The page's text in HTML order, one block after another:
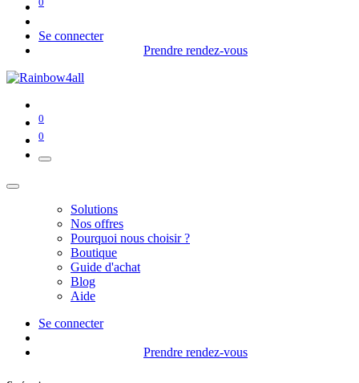
Se connecter
Prendre rendez-vous
0
0
Solutions
Nos offres
Pourquoi nous choisir ?
Boutique
Guide d'achat
Blog
Aide
Se connecter
Prendre rendez-vous